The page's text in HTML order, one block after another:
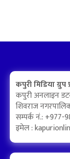
कपुरी मिडिया ग्रुप
कपुरी अनलाइन
शिवराज
सम्पर्क नं.: +977-
इमेल :